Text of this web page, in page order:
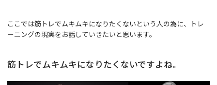
ここでは筋トレでムキムキになりたくないという人の為に、トレ
ーニングの現実をお話していきたいと思います。
筋トレでムキムキになりたくないですよね。